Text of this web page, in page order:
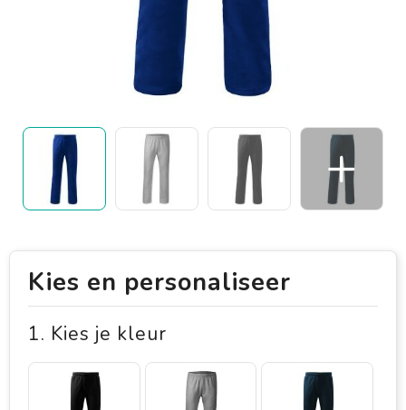
Kies en personaliseer
1. Kies je kleur